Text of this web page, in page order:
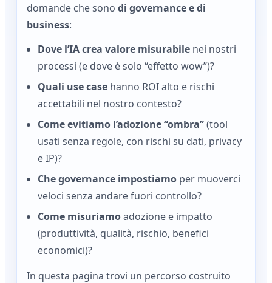
domande che sono di governance e di
business:
Dove l’IA crea valore misurabile nei nostri
processi (e dove è solo “effetto wow”)?
Quali use case hanno ROI alto e rischi
accettabili nel nostro contesto?
Come evitiamo l’adozione “ombra”(tool
usati senza regole, con rischi su dati, privacy
e IP)?
Che governance impostiamo per muoverci
veloci senza andare fuori controllo?
Come misuriamoadozione e impatto
(produttività, qualità, rischio, benefici
economici)?
In questa pagina trovi un percorso costruito